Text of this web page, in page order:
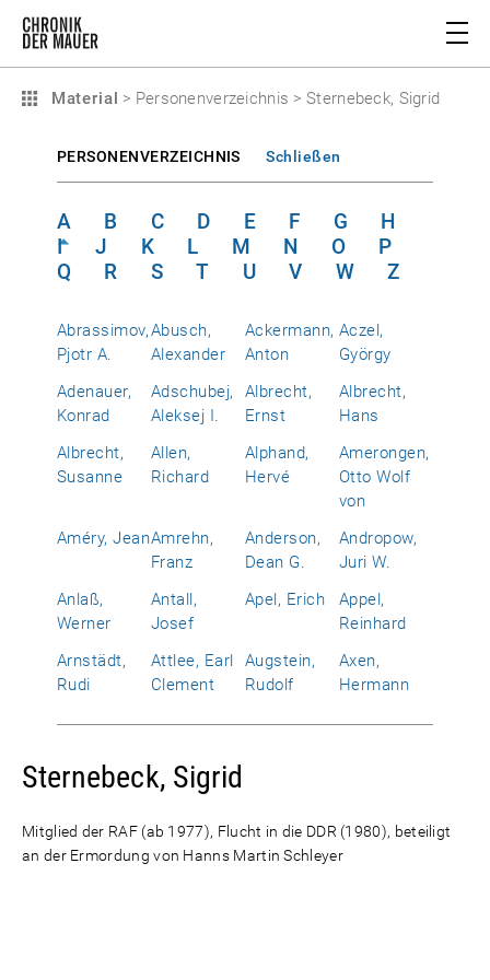
Material > Personenverzeichnis > Sternebeck, Sigrid
PERSONENVERZEICHNIS Schließen
A B C D E F G
H
I
J K L M N O
P
Q
R S T U V W Z
Abrassimov,
Pjotr A.
Abusch,
Alexander
Ackermann,
Anton
Aczel,
György
Adenauer,
Konrad
Adschubej,
Aleksej I.
Albrecht,
Ernst
Albrecht,
Hans
Albrecht,
Susanne
Allen,
Richard
Alphand,
Hervé
Amerongen,
Otto Wolf
von
Améry, JeanAmrehn,
Franz
Anderson,
Dean G.
Andropow,
Juri W.
Anlaß,
Werner
Antall,
Josef
Apel, Erich
Appel,
Reinhard
Arnstädt,
Rudi
Attlee, Earl
Clement
Augstein,
Rudolf
Axen,
Hermann
Sternebeck, Sigrid
Mitglied der RAF (ab 1977), Flucht in die DDR (1980), beteiligt
an der Ermordung von Hanns Martin Schleyer